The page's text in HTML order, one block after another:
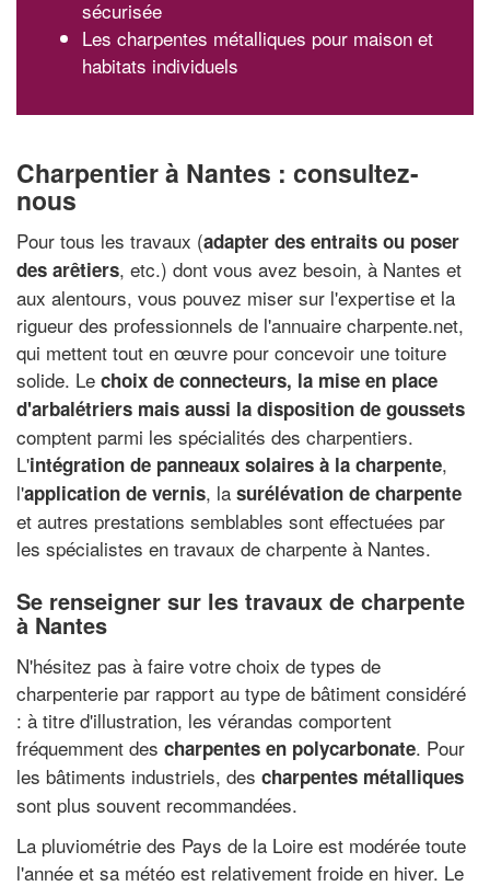
sécurisée
Les charpentes métalliques pour maison et
habitats individuels
Charpentier à Nantes : consultez-
nous
Pour tous les travaux (adapter des entraits ou poser
des arêtiers, etc.) dont vous avez besoin, à Nantes et
aux alentours, vous pouvez miser sur l'expertise et la
rigueur des professionnels de l'annuaire charpente.net,
qui mettent tout en œuvre pour concevoir une toiture
solide. Le choix de connecteurs, la mise en place
d'arbalétriers mais aussi la disposition de goussets
comptent parmi les spécialités des charpentiers.
L'intégration de panneaux solaires à la charpente,
l'application de vernis, la surélévation de charpente
et autres prestations semblables sont effectuées par
les spécialistes en travaux de charpente à Nantes.
Se renseigner sur les travaux de charpente
à Nantes
N'hésitez pas à faire votre choix de types de
charpenterie par rapport au type de bâtiment considéré
: à titre d'illustration, les vérandas comportent
fréquemment des charpentes en polycarbonate. Pour
les bâtiments industriels, des charpentes métalliques
sont plus souvent recommandées.
La pluviométrie des Pays de la Loire est modérée toute
l'année et sa météo est relativement froide en hiver. Le